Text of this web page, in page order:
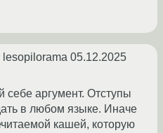
lesopilorama 05.12.2025
себе аргумент. Отступы
в любом языке. Иначе
кашей, которую